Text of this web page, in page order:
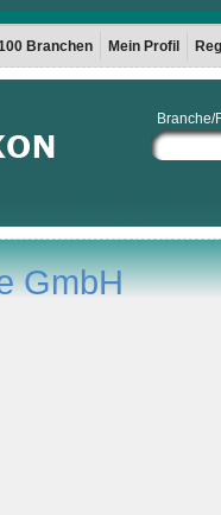
Branchen Mein Profil
Branche/
GmbH